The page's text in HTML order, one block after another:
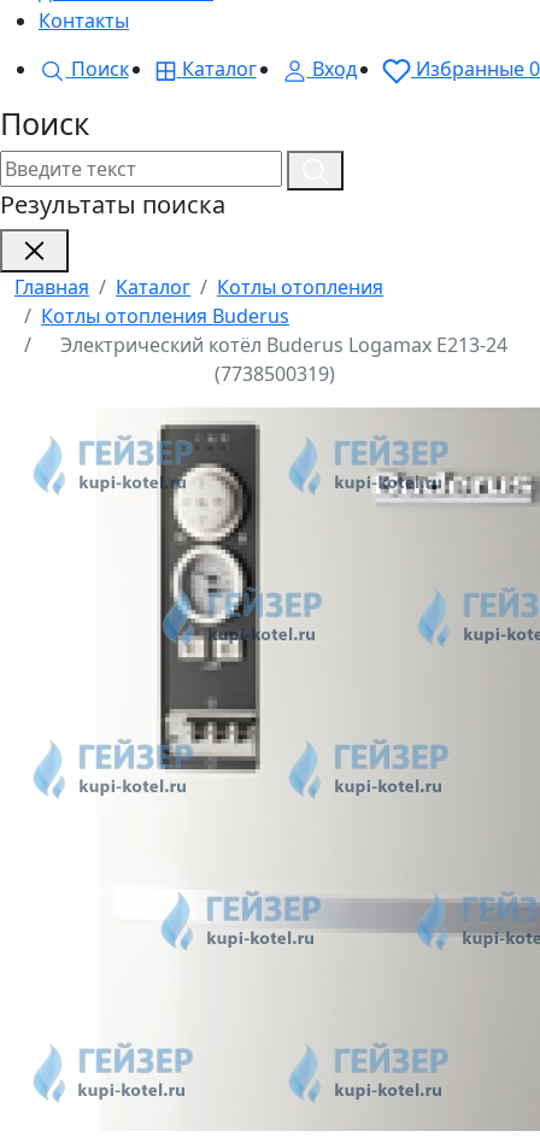
Контакты
Поиск
Каталог Вход Избранные0
Поиск
Результаты поиска
Главная Каталог
Котлы отопления
Котлы отопления Buderus
Электрический котёл Buderus Logamax E213-24
(7738500319)